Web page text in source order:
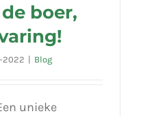
boer,
2022 | Blog
unieke